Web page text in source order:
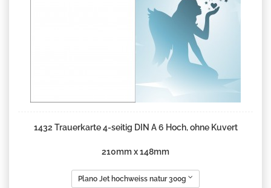
1432 Trauerkarte 4-seitig DIN A 6 Hoch, ohne Kuvert
210mm x 148mm
Plano Jet hochweiss natur 300g